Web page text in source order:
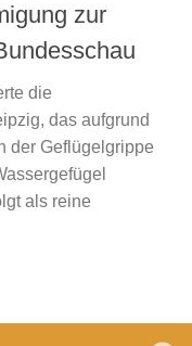
zur
die
das aufgrund
der Geflügelgrippe
als reine